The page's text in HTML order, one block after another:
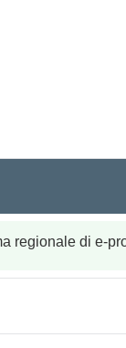
regionale di e-